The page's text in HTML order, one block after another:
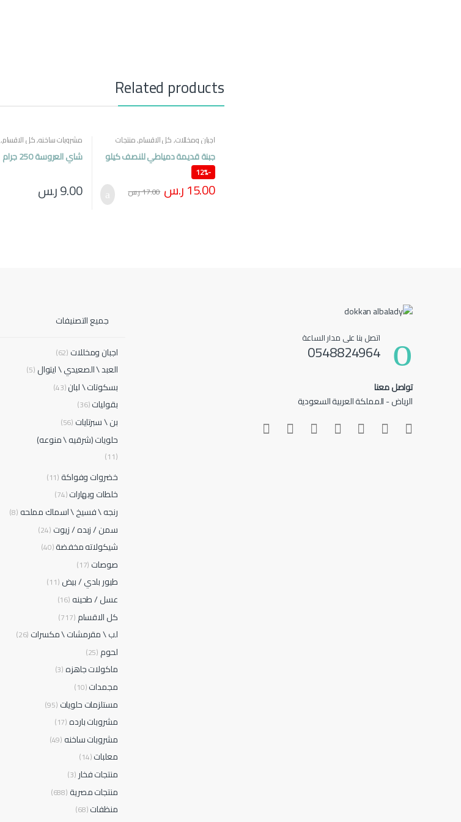
Related products
اجبان ومخللات,كل الاقسام,منتجات
مصرية
جبنة قديمة دمياطي للنصف كيلو
-
12%
15.00ر.س 17.00ر.س
مشروبات ساخنه,كل الاقسام,
مصرية
شاي العروسة 250 جرام
9.00ر.س
اتصل بنا على مدار الساعة
0548824964
تواصل معنا
الرياض - المملكة العربية السعودية
جميع التصنيفات
اجبان ومخللات (62)
العبد \ الصعيدي \ ايتوال(5)
بسكوتات \ لبان(43)
بقوليات(36)
بن \ سبرتايات (56)
حلويات (شرقيه \ منوعه)
(11)
خضروات وفواكة(11)
خلطات وبهارات(74)
رنجه \ فسيخ \ اسماك مملحه(8)
سمن / زبده / زيوت (24)
شيكولاته مخفضة(40)
صوصات (17)
طيور بلدي / بيض (11)
عسل / طحينه(16)
كل الاقسام (717)
لب \ مقرمشات \ مكسرات (26)
لحوم (25)
ماكولات جاهزه(3)
مجمدات(10)
مستلزمات حلويات (95)
مشروبات بارده(17)
مشروبات ساخنه(49)
معلبات(14)
منتجات فخار (3)
منتجات مصرية(688)
منظفات(68)